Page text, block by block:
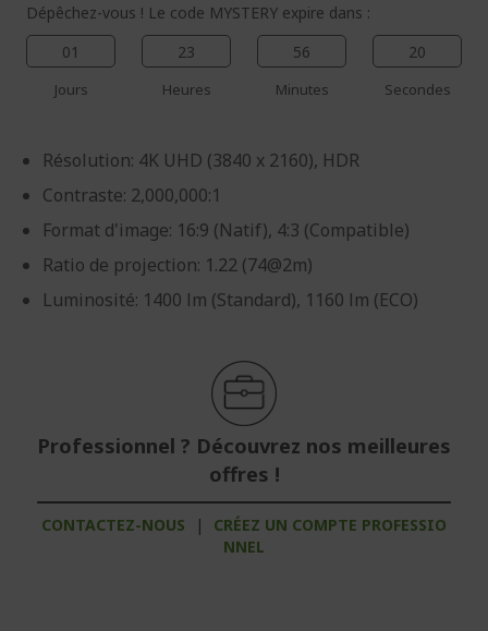
Dépêchez-vous ! Le code MYSTERY expire dans :
01
Jours
23
Heures
56
Minutes
20
Secondes
Résolution: 4K UHD (3840 x 2160), HDR
Contraste: 2,000,000:1
Format d'image: 16:9 (Natif), 4:3 (Compatible)
Ratio de projection: 1.22 (74@2m)
Luminosité: 1400 lm (Standard), 1160 lm (ECO)
Professionnel ? Découvrez nos meilleures
offres !
CONTACTEZ-NOUS |
CRÉEZ UN COMPTE PROFESSIO
NNEL